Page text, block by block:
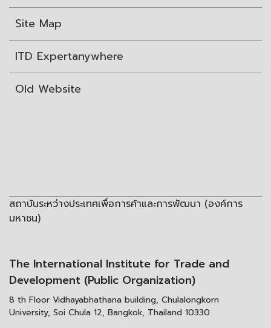
Site Map
ITD Expertanywhere
Old Website
สถาบันระหว่างประเทศเพื่อการค้าและการพัฒนา (องค์การ
มหาชน)
The International Institute for Trade and
Development (Public Organization)
8 th Floor Vidhayabhathana building, Chulalongkorn
University, Soi Chula 12, Bangkok, Thailand 10330